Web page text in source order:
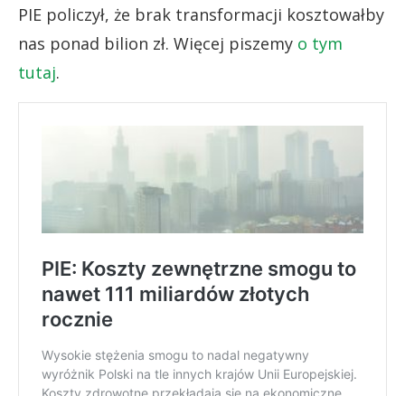
PIE policzył, że brak transformacji kosztowałby
nas ponad bilion zł. Więcej piszemy o tym
tutaj.